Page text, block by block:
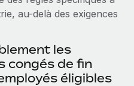
au-delà des exigences
les
congés de fin
éligibles